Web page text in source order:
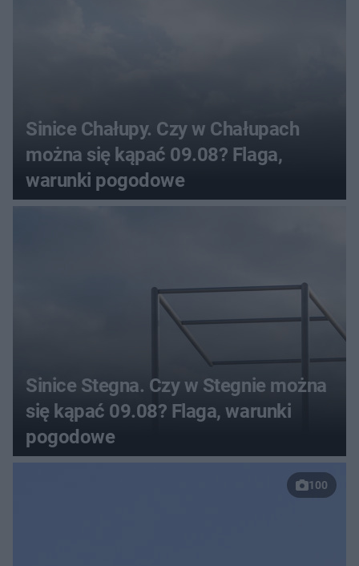
Sinice Chałupy. Czy w Chałupach
można się kąpać 09.08? Flaga,
warunki pogodowe
Sinice Stegna. Czy w Stegnie można
się kąpać 09.08? Flaga, warunki
pogodowe
100